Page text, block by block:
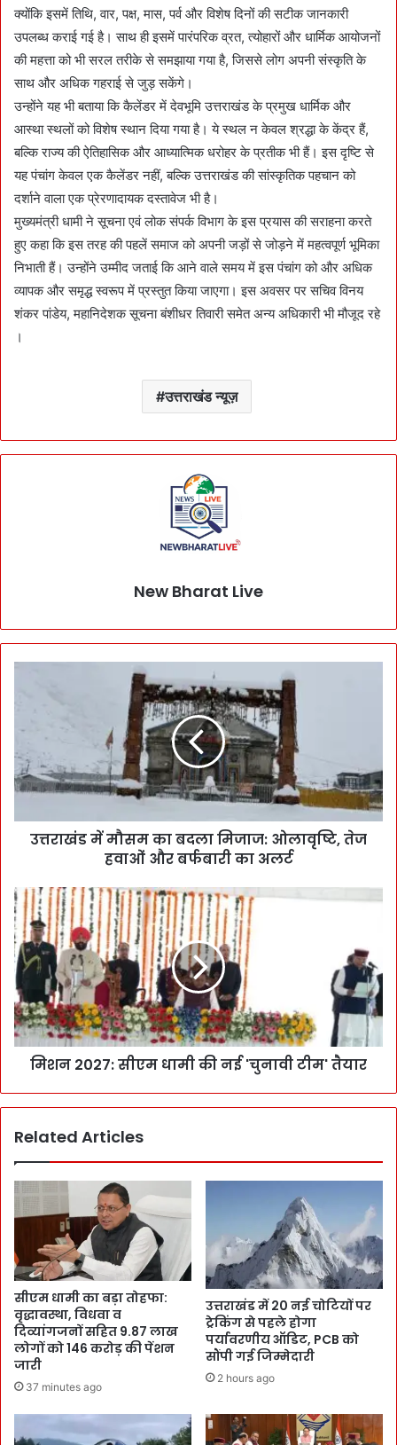
क्योंकि इसमें तिथि, वार, पक्ष, मास, पर्व और विशेष दिनों की सटीक जानकारी
उपलब्ध कराई गई है। साथ ही इसमें पारंपरिक व्रत, त्योहारों और धार्मिक आयोजनों
की महत्ता को भी सरल तरीके से समझाया गया है, जिससे लोग अपनी संस्कृति के
साथ और अधिक गहराई से जुड़ सकेंगे।
उन्होंने यह भी बताया कि कैलेंडर में देवभूमि उत्तराखंड के प्रमुख धार्मिक और
आस्था स्थलों को विशेष स्थान दिया गया है। ये स्थल न केवल श्रद्धा के केंद्र हैं,
बल्कि राज्य की ऐतिहासिक और आध्यात्मिक धरोहर के प्रतीक भी हैं। इस दृष्टि से
यह पंचांग केवल एक कैलेंडर नहीं, बल्कि उत्तराखंड की सांस्कृतिक पहचान को
दर्शाने वाला एक प्रेरणादायक दस्तावेज भी है।
मुख्यमंत्री धामी ने सूचना एवं लोक संपर्क विभाग के इस प्रयास की सराहना करते
हुए कहा कि इस तरह की पहलें समाज को अपनी जड़ों से जोड़ने में महत्वपूर्ण भूमिका
निभाती हैं। उन्होंने उम्मीद जताई कि आने वाले समय में इस पंचांग को और अधिक
व्यापक और समृद्ध स्वरूप में प्रस्तुत किया जाएगा। इस अवसर पर सचिव विनय
शंकर पांडेय, महानिदेशक सूचना बंशीधर तिवारी समेत अन्य अधिकारी भी मौजूद रहे
।
उत्तराखंड न्यूज़
New Bharat Live
उत्तराखंड में मौसम का बदला मिजाज: ओलावृष्टि, तेज
हवाओं और बर्फबारी का अलर्ट
मिशन 2027: सीएम धामी की नई 'चुनावी टीम' तैयार
Related Articles
सीएम धामी का बड़ा तोहफा:
वृद्धावस्था, विधवा व
दिव्यांगजनों सहित 9.87 लाख
लोगों को 146 करोड़ की पेंशन
जारी
37 minutes ago
उत्तराखंड में 20 नई चोटियों पर
ट्रेकिंग से पहले होगा
पर्यावरणीय ऑडिट, PCB को
सौंपी गई जिम्मेदारी
2 hours ago